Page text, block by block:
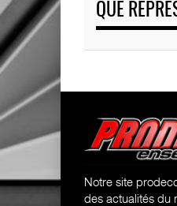
QUE
Notre site
des actualités du